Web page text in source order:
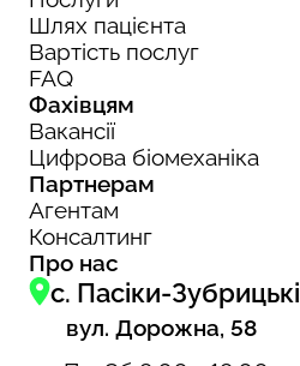
Шлях пацієнта
Вартість послуг
FAQ
Фахівцям
Вакансії
Цифрова біомеханіка
Партнерам
Агентам
Консалтинг
Про нас
с. Пасіки-Зубрицькі
вул. Дорожна, 58